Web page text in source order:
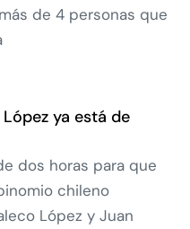
de 4 personas que
ya está de
dos horas para que
chileno
López y Juan